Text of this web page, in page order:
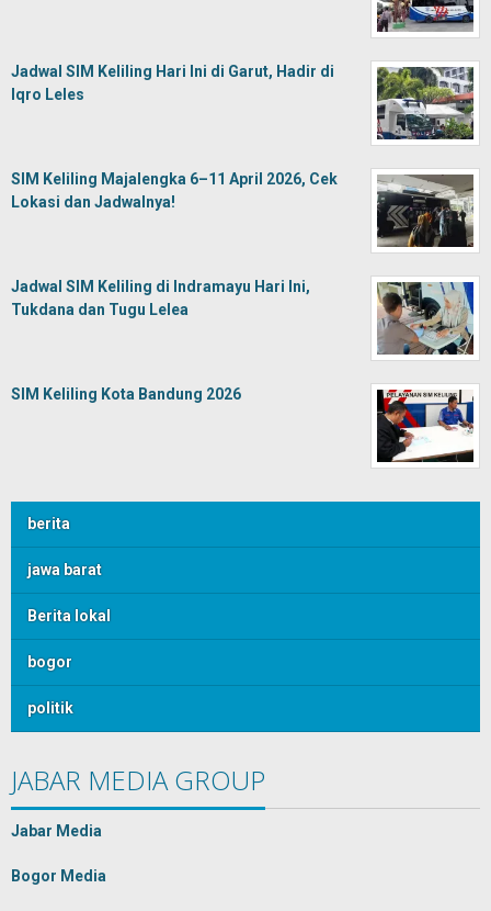
Jadwal SIM Keliling Hari Ini di Garut, Hadir di
Iqro Leles
SIM Keliling Majalengka 6–11 April 2026, Cek
Lokasi dan Jadwalnya!
Jadwal SIM Keliling di Indramayu Hari Ini,
Tukdana dan Tugu Lelea
SIM Keliling Kota Bandung 2026
berita
jawa barat
Berita lokal
bogor
politik
JABAR MEDIA GROUP
Jabar Media
Bogor Media